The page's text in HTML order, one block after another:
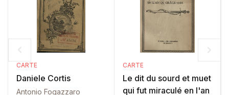
CARTE
Daniele Cortis
Antonio Fogazzaro
CARTE
Le dit du sourd et muet
qui fut miraculé en l'an